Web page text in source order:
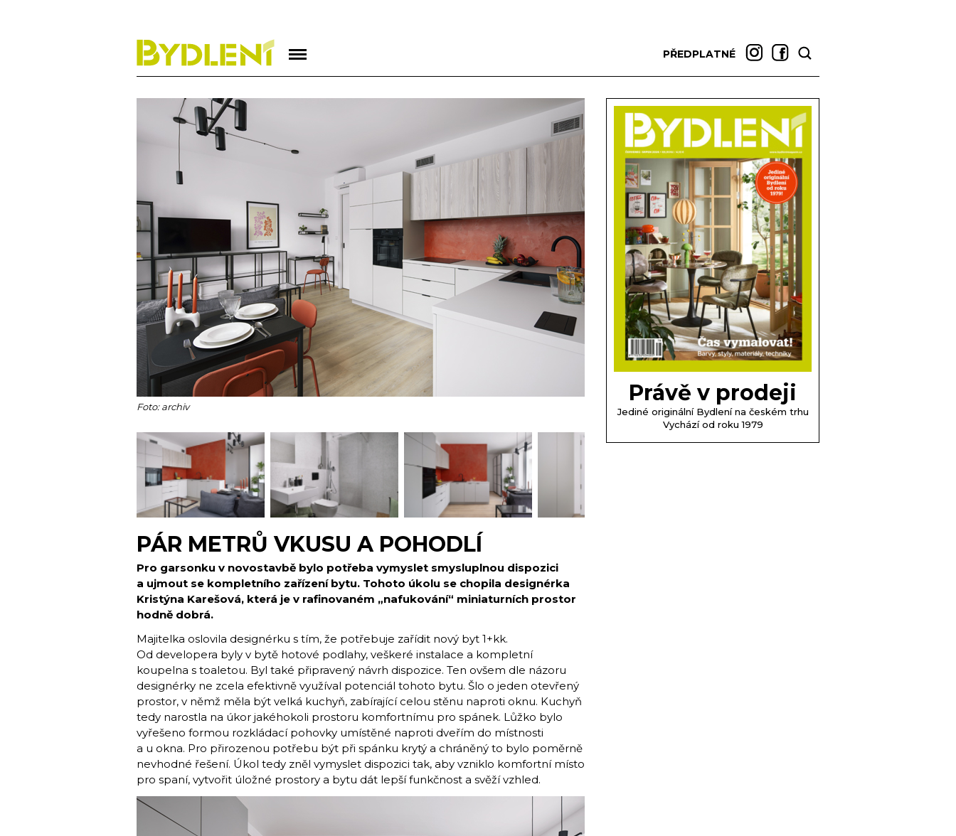
PŘEDPLATNÉ
Foto: archiv
PÁR METRŮ VKUSU A POHODLÍ
Pro garsonku v novostavbě bylo potřeba vymyslet smysluplnou dispozici
a ujmout se kompletního zařízení bytu. Tohoto úkolu se chopila designérka
Kristýna Karešová, která je v rafinovaném „nafukování“ miniaturních prostor
hodně dobrá.
Majitelka oslovila designérku s tím, že potřebuje zařídit nový byt 1+kk.
Od developera byly v bytě hotové pod­lahy, veškeré instalace a kompletní
koupelna s toaletou. Byl také připravený návrh dispozice. Ten ovšem dle názoru
designérky ne zcela efektivně využíval potenciál tohoto bytu. Šlo o jeden otevřený
prostor, v němž měla být velká kuchyň, zabírající celou stěnu naproti oknu. Kuchyň
tedy narostla na úkor jakéhokoli prostoru komfortnímu pro spánek. Lůžko bylo
vyřešeno formou rozkládací pohovky umístěné naproti dveřím do místnosti
a u okna. Pro přirozenou potřebu být při spánku krytý a chráněný to bylo poměrně
nevhodné řešení. Úkol tedy zněl vymyslet dispozici tak, aby vzniklo komfortní místo
pro spaní, vytvořit úložné prostory a bytu dát lepší funkčnost a svěží vzhled.
Právě v prodeji
Jediné originální Bydlení na českém trhu
Vychází od roku 1979